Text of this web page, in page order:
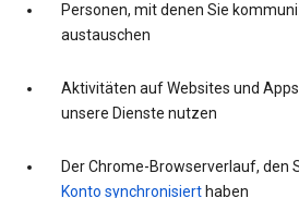
Personen, mit denen Sie
austauschen
Aktivitäten auf Websites und
unsere Dienste nutzen
Der Chrome-Browserverlauf, den
Konto synchronisiert haben